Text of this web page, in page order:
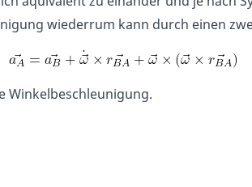
wiederrum kann durch einen
Winkelbeschleunigung.